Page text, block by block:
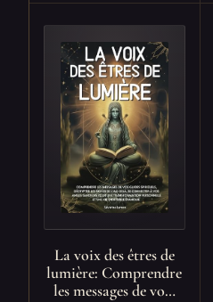
La voix des êtres de
lumière: Comprendre
les messages de vo…